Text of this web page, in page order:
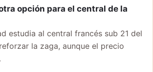
opción para el central de la
estudia al central francés sub 21 del
la zaga, aunque el precio